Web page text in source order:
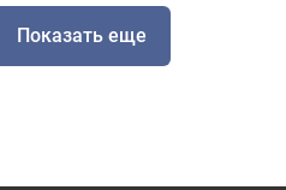
Показать еще